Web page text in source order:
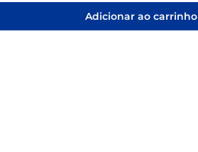
Adicionar ao carrinho